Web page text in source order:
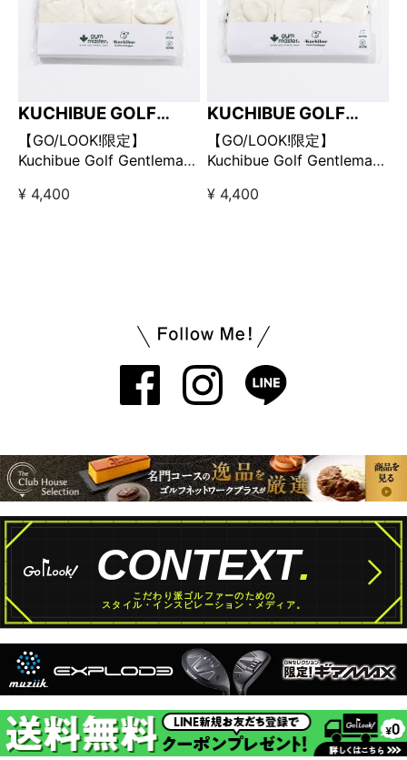
KUCHIBUE GOLF
GENTLEMAN
【GO/LOOK!限定】
Kuchibue Golf Gentleman
ックス 3色セット パンケー
¥ 4,400
KUCHIBUE GOLF
GENTLEMAN
【GO/LOOK!限定】
Kuchibue Golf Gentleman
ックス 3色セット ホットド
¥ 4,400